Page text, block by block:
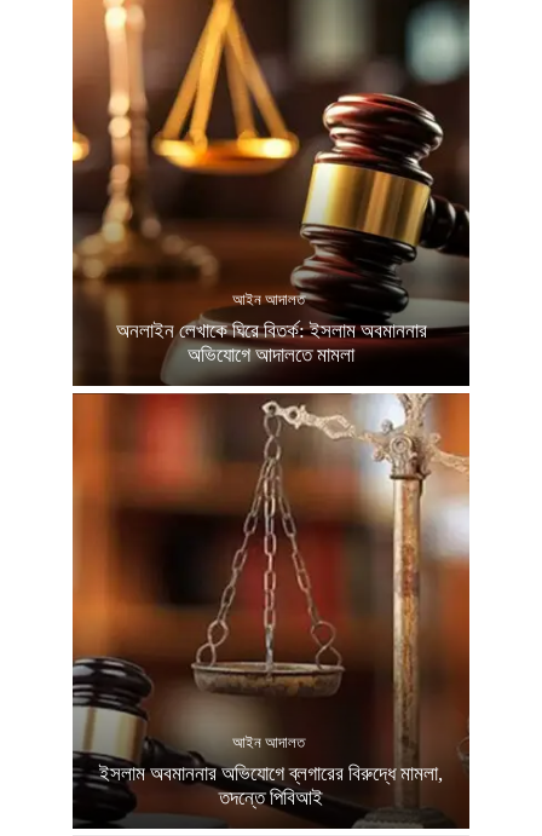
আইন আদালত
অনলাইন লেখাকে ঘিরে বিতর্ক: ইসলাম অবমাননার
অভিযোগে আদালতে মামলা
আইন আদালত
ইসলাম অবমাননার অভিযোগে ব্লগারের বিরুদ্ধে মামলা,
তদন্তে পিবিআই